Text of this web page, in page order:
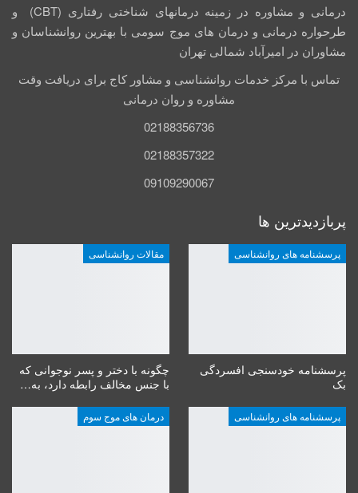
درمانی و مشاوره در زمینه درمان‏های شناختی رفتاری (CBT) و
طرحواره درمانی و درمان های موج سومی با بهترین روانشناسان و
مشاوران در امیرآباد شمالی تهران
تماس با مرکز خدمات روانشناسی و مشاور کاج برای دریافت وقت
مشاوره و روان درمانی
02188356736
02188357322
09109290067
پربازدیدترین ها
پرسشنامه های روانشناسی
پرسشنامه خودسنجی افسردگی
بک
مقالات روانشناسی
چگونه با دختر و پسر نوجوانی که
با جنس مخالف رابطه دارد، به…
پرسشنامه های روانشناسی درمان های موج سوم